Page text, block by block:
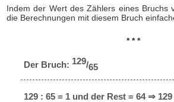
Indem der Wert des Zählers eines Bruchs
die Berechnungen mit diesem Bruch
* * *
Der Bruch: 129/65
129 : 65 = 1 und der Rest = 64 ⇒ 129